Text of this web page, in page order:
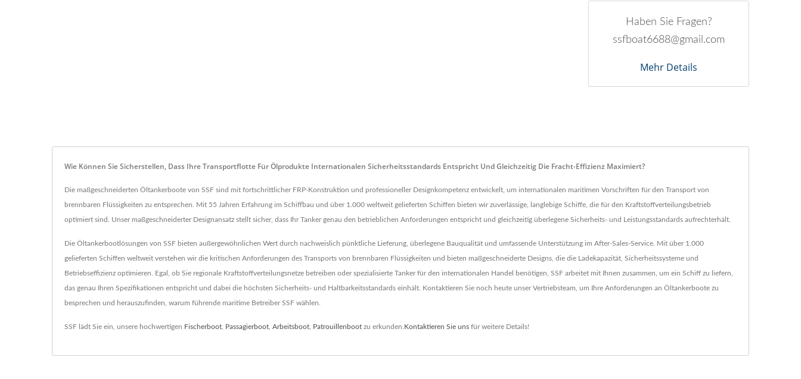
Haben Sie Fragen?
ssfboat6688@gmail.com
Mehr Details
Wie Können Sie Sicherstellen, Dass Ihre Transportflotte Für Ölprodukte Internationalen Sicherheitsstandards Entspricht Und Gleichzeitig Die Fracht-Effizienz Maximiert?
Die maßgeschneiderten Öltankerboote von SSF sind mit fortschrittlicher FRP-Konstruktion und professioneller Designkompetenz entwickelt, um internationalen maritimen Vorschriften für den Transport von
brennbaren Flüssigkeiten zu entsprechen. Mit 55 Jahren Erfahrung im Schiffbau und über 1.000 weltweit gelieferten Schiffen bieten wir zuverlässige, langlebige Schiffe, die für den Kraftstoffverteilungsbetrieb
optimiert sind. Unser maßgeschneiderter Designansatz stellt sicher, dass Ihr Tanker genau den betrieblichen Anforderungen entspricht und gleichzeitig überlegene Sicherheits- und Leistungsstandards aufrechterhält.
Die Öltankerbootlösungen von SSF bieten außergewöhnlichen Wert durch nachweislich pünktliche Lieferung, überlegene Bauqualität und umfassende Unterstützung im After-Sales-Service. Mit über 1.000
gelieferten Schiffen weltweit verstehen wir die kritischen Anforderungen des Transports von brennbaren Flüssigkeiten und bieten maßgeschneiderte Designs, die die Ladekapazität, Sicherheitssysteme und
Betriebseffizienz optimieren. Egal, ob Sie regionale Kraftstoffverteilungsnetze betreiben oder spezialisierte Tanker für den internationalen Handel benötigen, SSF arbeitet mit Ihnen zusammen, um ein Schiff zu liefern,
das genau Ihren Spezifikationen entspricht und dabei die höchsten Sicherheits- und Haltbarkeitsstandards einhält. Kontaktieren Sie noch heute unser Vertriebsteam, um Ihre Anforderungen an Öltankerboote zu
besprechen und herauszufinden, warum führende maritime Betreiber SSF wählen.
SSF lädt Sie ein, unsere hochwertigen Fischerboot Passagierboot Arbeitsboot Patrouillenboot zu erkunden. Kontaktieren Sie uns für weitere Details!